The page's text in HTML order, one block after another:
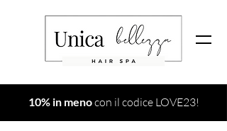
10% in menocon il codice LOVE23!